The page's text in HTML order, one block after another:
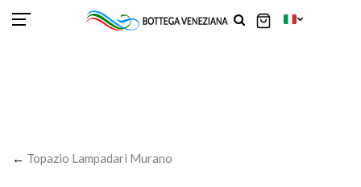
← Topazio Lampadari Murano